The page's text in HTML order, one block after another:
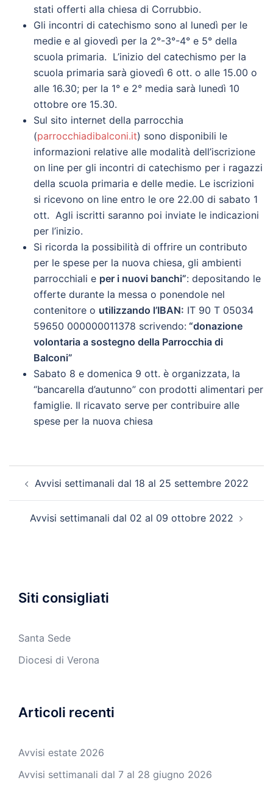
stati offerti alla chiesa di Corrubbio.
Gli incontri di catechismo sono al lunedì per le
medie e al giovedì per la 2°-3°-4° e 5° della
scuola primaria. L’inizio del catechismo per la
scuola primaria sarà giovedì 6 ott. o alle 15.00 o
alle 16.30; per la 1° e 2° media sarà lunedì 10
ottobre ore 15.30.
Sul sito internet della parrocchia
(parrocchiadibalconi.it) sono disponibili le
informazioni relative alle modalità dell’iscrizione
on line per gli incontri di catechismo per i ragazzi
della scuola primaria e delle medie. Le iscrizioni
si ricevono on line entro le ore 22.00 di sabato 1
ott. Agli iscritti saranno poi inviate le indicazioni
per l’inizio.
Si ricorda la possibilità di offrire un contributo
per le spese per la nuova chiesa, gli ambienti
parrocchiali e per i nuovi banchi”: depositando le
offerte durante la messa o ponendole nel
contenitore o utilizzando l’IBAN: IT 90 T 05034
59650 000000011378 scrivendo: “donazione
volontaria a sostegno della Parrocchia di
Balconi”
Sabato 8 e domenica 9 ott. è organizzata, la
“bancarella d’autunno” con prodotti alimentari per
famiglie. Il ricavato serve per contribuire alle
spese per la nuova chiesa
articolo
Avvisi settimanali dal 18 al 25 settembre 2022
Avvisi settimanali dal 02 al 09 ottobre 2022
Siti consigliati
Santa Sede
Diocesi di Verona
Articoli recenti
Avvisi estate 2026
Avvisi settimanali dal 7 al 28 giugno 2026